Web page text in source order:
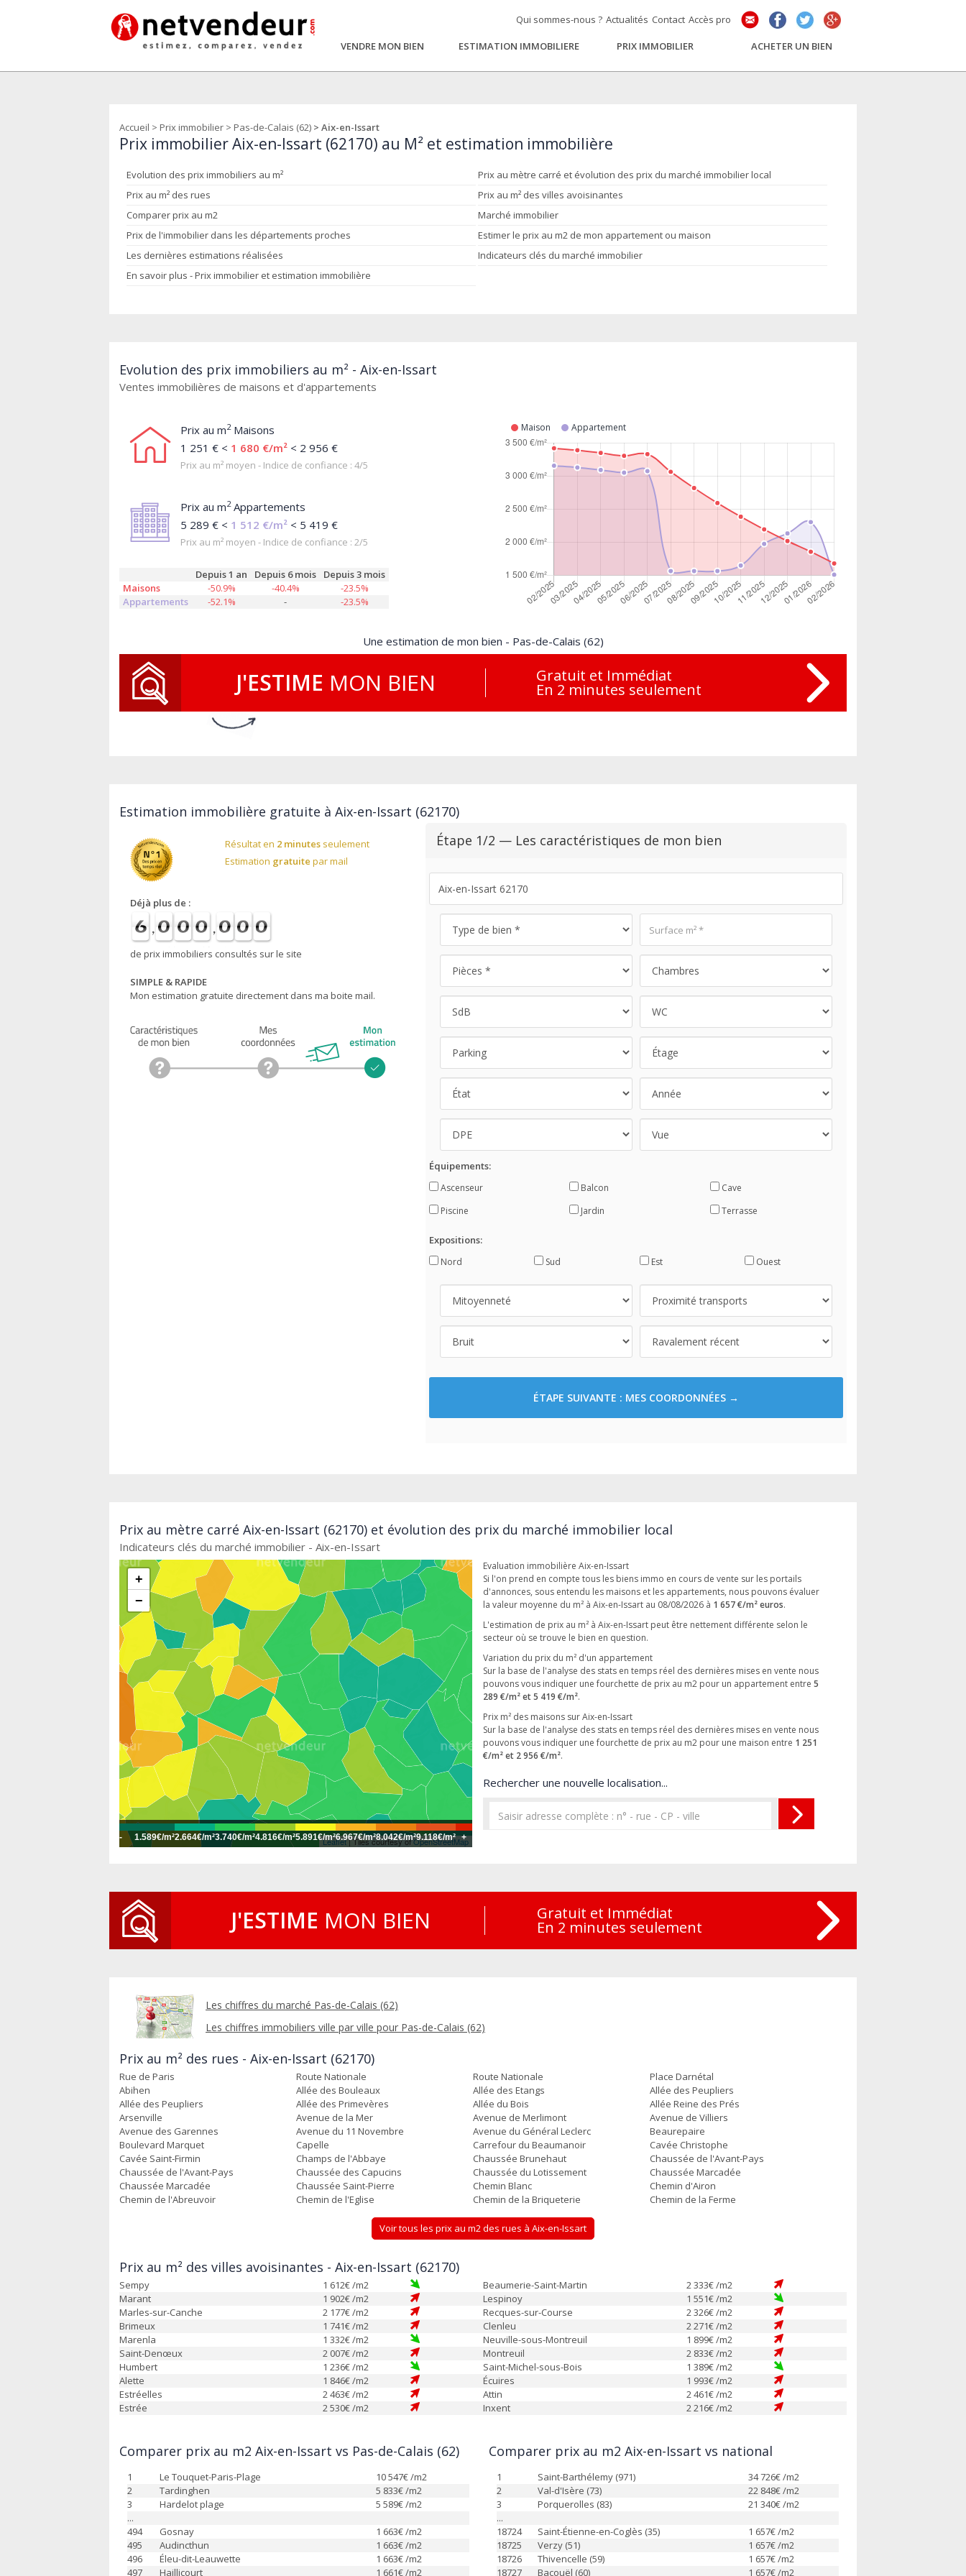
Qui sommes-nous ? Actualités Contact Accès pro
VENDRE MON BIEN ESTIMATION IMMOBILIERE PRIX IMMOBILIER ACHETER UN BIEN
Accueil > Prix immobilier > Pas-de-Calais (62) > Aix-en-Issart
Prix immobilier Aix-en-Issart (62170) au M² et estimation immobilière
Evolution des prix immobiliers au m²
Prix au mètre carré et évolution des prix du marché immobilier local
Prix au m² des rues
Prix au m² des villes avoisinantes
Comparer prix au m2
Marché immobilier
Prix de l'immobilier dans les départements proches
Estimer le prix au m2 de mon appartement ou maison
Les dernières estimations réalisées
Indicateurs clés du marché immobilier
En savoir plus - Prix immobilier et estimation immobilière
Evolution des prix immobiliers au m² - Aix-en-Issart
Ventes immobilières de maisons et d'appartements
Prix au m2Maisons
1 251 € < 1 680 €/m² < 2 956 €
Prix au m² moyen - Indice de confiance : 4/5
Prix au m2Appartements
5 289 € < 1 512 €/m² < 5 419 €
Prix au m² moyen - Indice de confiance : 2/5
Depuis 1 an Depuis 6 mois
Depuis 3 mois
Maisons
-50.9% -40.4%
-23.5%
Appartements
-52.1% - -23.5%
Maison Appartement
Une estimation de mon bien - Pas-de-Calais (62)
J'ESTIME MON BIEN Gratuit et Immédiat
En 2 minutes seulement
Estimation immobilière gratuite à Aix-en-Issart (62170)
Résultat en 2 minutesseulement
Estimation gratuite par mail
Déjà plus de :
de prix immobiliers consultés sur le site
SIMPLE & RAPIDE
Mon estimation gratuite directement dans ma boite mail.
Étape 1/2 — Les caractéristiques de mon bien
Équipements:
Ascenseur Balcon
Cave
Piscine
Jardin Terrasse
Expositions:
Nord Sud Est Ouest
ÉTAPE SUIVANTE : MES COORDONNÉES →
Prix au mètre carré Aix-en-Issart (62170) et évolution des prix du marché immobilier local
Indicateurs clés du marché immobilier - Aix-en-Issart
+
−
Leaflet| Tiles courtesy ofOpenStreetMap
- 1.589€/m²2.664€/m²3.740€/m²4.816€/m²5.891€/m²6.967€/m²8.042€/m²9.118€/m² +
Evaluation immobilière Aix-en-Issart
Si l'on prend en compte tous les biens immo en cours de vente sur les portails
d'annonces, sous entendu les maisons et les appartements, nous pouvons évaluer
la valeur moyenne du m² à Aix-en-Issart au 08/08/2026 à 1 657 €/m² euros.
L'estimation de prix au m² à Aix-en-Issart peut être nettement différente selon le
secteur où se trouve le bien en question.
Variation du prix du m² d'un appartement
Sur la base de l'analyse des stats en temps réel des dernières mises en vente nous
pouvons vous indiquer une fourchette de prix au m2 pour un appartement entre 5
289 €/m² et 5 419 €/m².
Prix m² des maisons sur Aix-en-Issart
Sur la base de l'analyse des stats en temps réel des dernières mises en vente nous
pouvons vous indiquer une fourchette de prix au m2 pour une maison entre 1 251
€/m² et 2 956 €/m².
Rechercher une nouvelle localisation...
J'ESTIME MON BIEN Gratuit et Immédiat
En 2 minutes seulement
Les chiffres du marché Pas-de-Calais (62)
Les chiffres immobiliers ville par ville pour Pas-de-Calais (62)
Prix au m² des rues - Aix-en-Issart (62170)
Rue de Paris Route Nationale Route Nationale
Place Darnétal
Abihen
Allée des Bouleaux Allée des Etangs
Allée des Peupliers
Allée des Peupliers
Allée des Primevères Allée du Bois
Allée Reine des Prés
Arsenville
Avenue de la Mer Avenue de Merlimont
Avenue de Villiers
Avenue des Garennes
Avenue du 11 Novembre Avenue du Général Leclerc
Beaurepaire
Boulevard Marquet
Capelle Carrefour du Beaumanoir
Cavée Christophe
Cavée Saint-Firmin
Champs de l'Abbaye Chaussée Brunehaut
Chaussée de l'Avant-Pays
Chaussée de l'Avant-Pays
Chaussée des Capucins Chaussée du Lotissement
Chaussée Marcadée
Chaussée Marcadée
Chaussée Saint-Pierre Chemin Blanc
Chemin d'Airon
Chemin de l'Abreuvoir
Chemin de l'Eglise Chemin de la Briqueterie Chemin de la Ferme
Voir tous les prix au m2 des rues à Aix-en-Issart
Prix au m² des villes avoisinantes - Aix-en-Issart (62170)
Sempy 1 612€ /m2
Marant
1 902€ /m2
Marles-sur-Canche
2 177€ /m2
Brimeux
1 741€ /m2
Marenla
1 332€ /m2
Saint-Denœux
2 007€ /m2
Humbert
1 236€ /m2
Alette
1 846€ /m2
Estréelles
2 463€ /m2
Estrée
2 530€ /m2
Beaumerie-Saint-Martin 2 333€ /m2
Lespinoy
1 551€ /m2
Recques-sur-Course
2 326€ /m2
Clenleu
2 271€ /m2
Neuville-sous-Montreuil
1 899€ /m2
Montreuil
2 833€ /m2
Saint-Michel-sous-Bois
1 389€ /m2
Écuires
1 993€ /m2
Attin
2 461€ /m2
Inxent
2 216€ /m2
Comparer prix au m2 Aix-en-Issart vs Pas-de-Calais (62)
1 Le Touquet-Paris-Plage 10 547€ /m2
2
Tardinghen 5 833€ /m2
3
Hardelot plage 5 589€ /m2
...
494
Gosnay 1 663€ /m2
495
Audincthun 1 663€ /m2
496
Éleu-dit-Leauwette 1 663€ /m2
497
Haillicourt 1 661€ /m2
Comparer prix au m2 Aix-en-Issart vs national
1 Saint-Barthélemy (971) 34 726€ /m2
2
Val-d'Isère (73) 22 848€ /m2
3
Porquerolles (83) 21 340€ /m2
...
18724
Saint-Étienne-en-Coglès (35) 1 657€ /m2
18725
Verzy (51) 1 657€ /m2
18726
Thivencelle (59) 1 657€ /m2
18727
Bacouël (60) 1 657€ /m2